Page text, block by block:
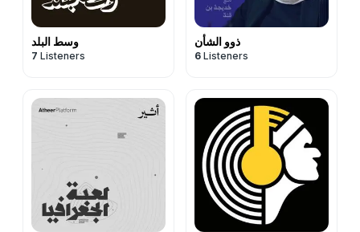
وسط البلد
7 Listeners
ذوو الشأن
6 Listeners